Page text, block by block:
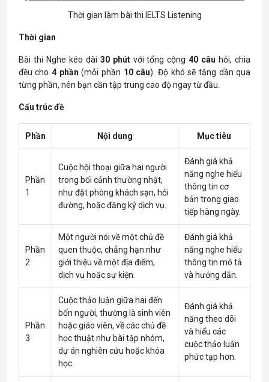
Thời gian làm bài thi IELTS Listening
Thời gian
Bài thi Nghe kéo dài 30 phútvới tổng cộng40 câu hỏi, chia
đều cho 4 phần (mỗi phần 10 câu). Độ khó sẽ tăng dần qua
từng phần, nên bạn cần tập trung cao độ ngay từ đầu.
Cấu trúc đề
Phần Nội dung Mục tiêu
Phần
1
Cuộc hội thoại giữa hai người
trong bối cảnh thường nhật,
như đặt phòng khách sạn, hỏi
đường, hoặc đăng ký dịch vụ.
Đánh giá khả
năng nghe hiểu
thông tin cơ
bản trong giao
tiếp hàng ngày.
Phần
2
Một người nói về một chủ đề
quen thuộc, chẳng hạn như
giới thiệu về một địa điểm,
dịch vụ hoặc sự kiện.
Đánh giá khả
năng nghe hiểu
thông tin mô tả
và hướng dẫn.
Phần
3
Cuộc thảo luận giữa hai đến
bốn người, thường là sinh viên
hoặc giáo viên, về các chủ đề
học thuật như bài tập nhóm,
dự án nghiên cứu hoặc khóa
học.
Đánh giá khả
năng theo dõi
và hiểu các
cuộc thảo luận
phức tạp hơn.